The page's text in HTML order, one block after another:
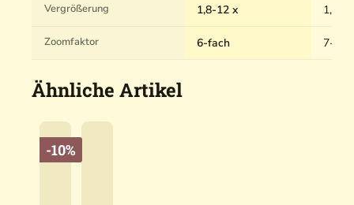
Vergrößerung 1,8-12 x 1,8-
Zoomfaktor 6-fach 7-fach
Ähnliche Artikel
-10%